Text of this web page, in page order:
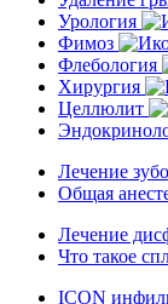
Урология
Фимоз
Флебология
Хирургия
Целлюлит
Лечение
Общая
Лечение
Что такое
ICON